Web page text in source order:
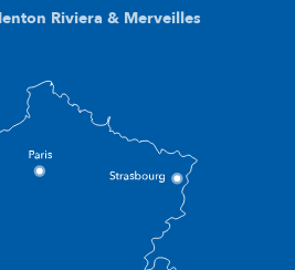
Riviera & Merveilles